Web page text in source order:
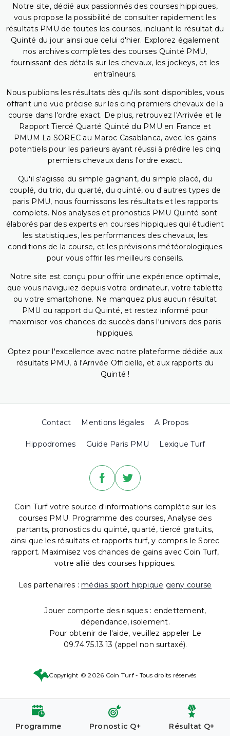
Notre site, dédié aux passionnés des courses hippiques,
vous propose la possibilité de consulter rapidement les
résultats PMU de toutes les courses, incluant le résultat du
Quinté du jour ainsi que celui d'hier. Explorez également
nos archives complètes des courses Quinté PMU,
fournissant des détails sur les chevaux, les jockeys, et les
entraîneurs.
Nous publions les résultats dès qu'ils sont disponibles, vous
offrant une vue précise sur les cinq premiers chevaux de la
course dans l'ordre exact. De plus, retrouvez l'Arrivée et le
Rapport Tiercé Quarté Quinté du PMU en France et
PMUM La SOREC au Maroc Casablanca, avec les gains
potentiels pour les parieurs ayant réussi à prédire les cinq
premiers chevaux dans l'ordre exact.
Qu'il s'agisse du simple gagnant, du simple placé, du
couplé, du trio, du quarté, du quinté, ou d'autres types de
paris PMU, nous fournissons les résultats et les rapports
complets. Nos analyses et pronostics PMU Quinté sont
élaborés par des experts en courses hippiques qui étudient
les statistiques, les performances des chevaux, les
conditions de la course, et les prévisions météorologiques
pour vous offrir les meilleurs conseils.
Notre site est conçu pour offrir une expérience optimale,
que vous naviguiez depuis votre ordinateur, votre tablette
ou votre smartphone. Ne manquez plus aucun résultat
PMU ou rapport du Quinté, et restez informé pour
maximiser vos chances de succès dans l'univers des paris
hippiques.
Optez pour l'excellence avec notre plateforme dédiée aux
résultats PMU, à l'Arrivée Officielle, et aux rapports du
Quinté !
Contact Mentions légales A Propos
Hippodromes Guide Paris PMU Lexique Turf
Coin Turf votre source d'informations complète sur les
courses PMU. Programme des courses, Analyse des
partants, pronostics du quinté, quarté, tiercé gratuits,
ainsi que les résultats et rapports turf, y compris le Sorec
rapport. Maximisez vos chances de gains avec Coin Turf,
votre allié des courses hippiques.
Les partenaires : médias sport hippique geny course
Jouer comporte des risques : endettement,
dépendance, isolement.
Pour obtenir de l'aide, veuillez appeler Le
09.74.75.13.13 (appel non surtaxé).
Copyright © 2026 Coin Turf - Tous droits réservés
Programme Pronostic Q+ Résultat Q+